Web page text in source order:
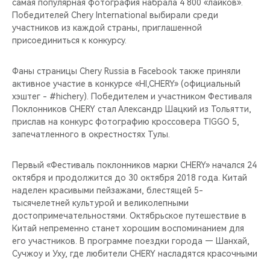
CHERY ДЛЯ ДЕТЕЙ
самая популярная фотография набрала 4 800 «лайков».
Победителей Chery International выбирали среди
участников из каждой страны, приглашенной
присоединиться к конкурсу.
Фаны страницы Chery Russia в Facebook также приняли
активное участие в конкурсе «HI,CHERY» (официальный
хэштег - #hichery). Победителем и участником Фестиваля
Поклонников CHERY стал Александр Шацкий из Тольятти,
прислав на конкурс фотографию кроссовера TIGGO 5,
запечатленного в окрестностях Тулы.
Первый «Фестиваль поклонников марки CHERY» начался 24
октября и продолжится до 30 октября 2018 года. Китай
наделен красивыми пейзажами, блестящей 5-
тысячелетней культурой и великолепными
достопримечательностями. Октябрьское путешествие в
Китай непременно станет хорошим воспоминанием для
его участников. В программе поездки города — Шанхай,
Сучжоу и Уху, где любители CHERY насладятся красочными